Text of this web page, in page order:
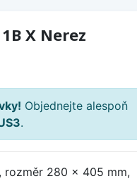
X Nerez
Objednejte alespoň
.
rozměr 280 x 405 mm,